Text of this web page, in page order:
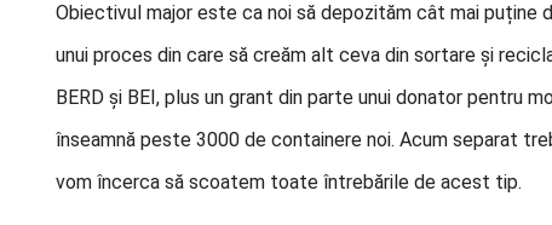
Obiectivul major este ca noi să depozităm cât mai puține
unui proces din care să creăm alt ceva din sortare și
BERD și BEI, plus un grant din parte unui donator pentru
înseamnă peste 3000 de containere noi. Acum separat
vom încerca să scoatem toate întrebările de acest tip.